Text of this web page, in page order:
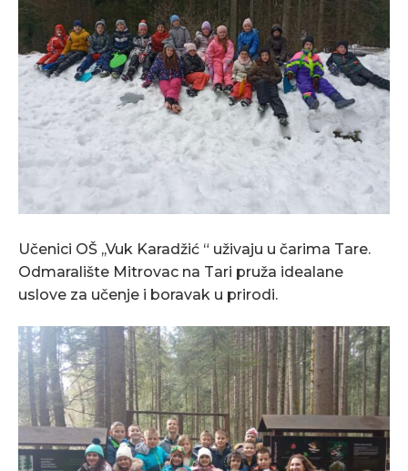
Učenici OŠ ,,Vuk Karadžić “ uživaju u čarima Tare.
Odmaralište Mitrovac na Tari pruža idealane
uslove za učenje i boravak u prirodi.